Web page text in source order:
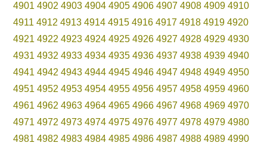
4901 4902 4903 4904 4905 4906 4907 4908 4909 4910
4911 4912 4913 4914 4915 4916 4917 4918 4919 4920
4921 4922 4923 4924 4925 4926 4927 4928 4929 4930
4931 4932 4933 4934 4935 4936 4937 4938 4939 4940
4941 4942 4943 4944 4945 4946 4947 4948 4949 4950
4951 4952 4953 4954 4955 4956 4957 4958 4959 4960
4961 4962 4963 4964 4965 4966 4967 4968 4969 4970
4971 4972 4973 4974 4975 4976 4977 4978 4979 4980
4981 4982 4983 4984 4985 4986 4987 4988 4989 4990